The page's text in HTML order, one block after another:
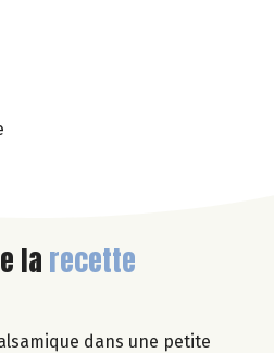
larecette
dans une petite